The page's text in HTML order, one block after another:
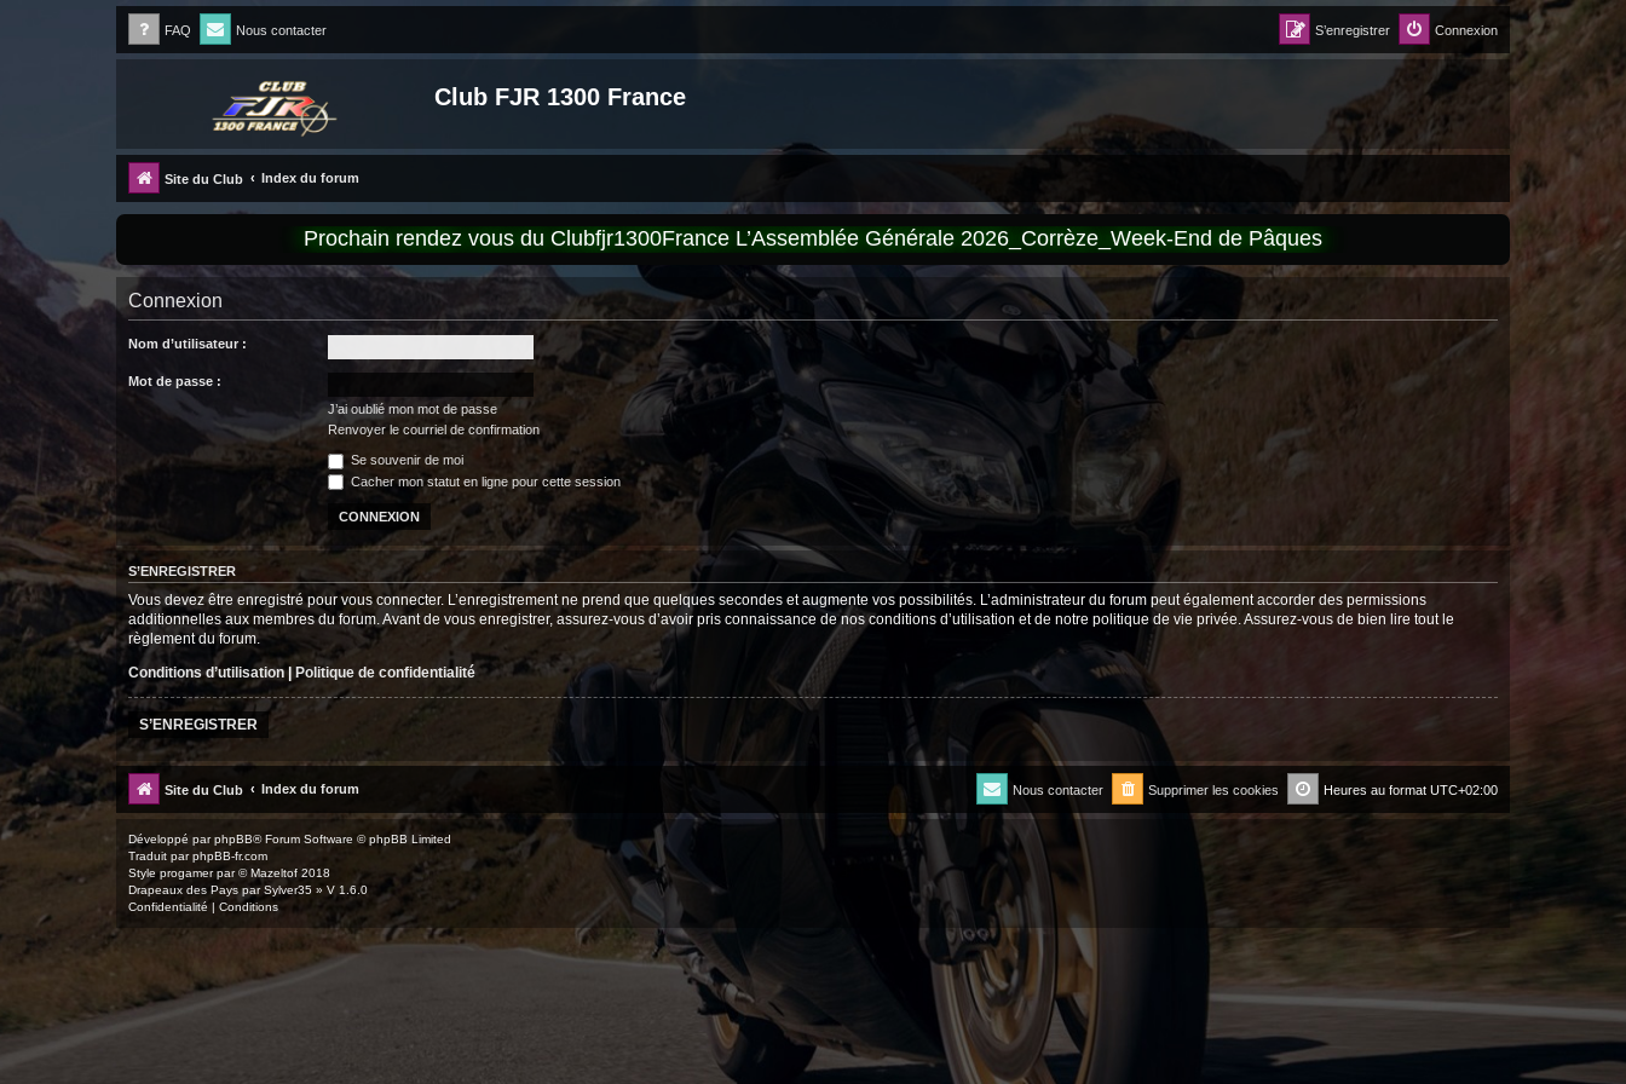
FAQ Nous contacter Connexion
S’enregistrer
Club FJR 1300 France
Site du Club Index du forum
Prochain rendez vous du Clubfjr1300France L’Assemblée Générale 2026_Corrèze_Week-End de Pâques
Connexion
Nom d’utilisateur :
Mot de passe :
J’ai oublié mon mot de passe
Renvoyer le courriel de confirmation
Se souvenir de moi
Cacher mon statut en ligne pour cette session
S’ENREGISTRER
Vous devez être enregistré pour vous connecter. L’enregistrement ne prend que quelques secondes et augmente vos possibilités. L’administrateur du forum peut également accorder des permissions
additionnelles aux membres du forum. Avant de vous enregistrer, assurez-vous d’avoir pris connaissance de nos conditions d’utilisation et de notre politique de vie privée. Assurez-vous de bien lire tout le
règlement du forum.
Conditions d’utilisation| Politique de confidentialité
S’ENREGISTRER
Site du Club Index du forum Heures au format UTC+02:00
Supprimer les cookies
Nous contacter
Développé parphpBB® Forum Software © phpBB Limited
Traduit parphpBB-fr.com
Style progamerpar ©Mazeltof 2018
Drapeaux des Pays par Sylver35 » V 1.6.0
Confidentialité | Conditions